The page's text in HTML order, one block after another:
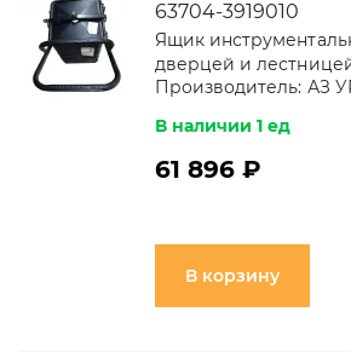
63704-3919010
Ящик
дверцей и
Производитель: АЗ
В наличии 1 ед
61 896 ₽
В корзину